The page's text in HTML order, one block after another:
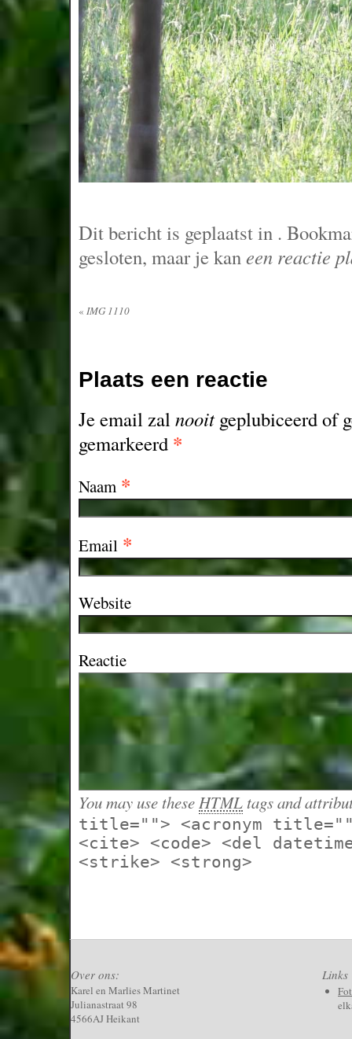
Dit bericht is geplaatst in .
gesloten, maar je kaneen reactie
« IMG 1110
Plaats een reactie
Je email zalnooitgeplubiceerd of
gemarkeerd *
Naam *
Email *
Website
Reactie
You may use theseHTML tags and
title=""> <acronym
<cite> <code> <del
<strike> <strong>
Over ons:
Karel en Marlies Martinet
Julianastraat 98
4566AJ Heikant
Links